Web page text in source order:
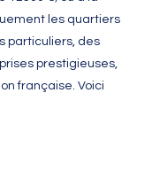
les quartiers
particuliers, des
prestigieuses,
française. Voici